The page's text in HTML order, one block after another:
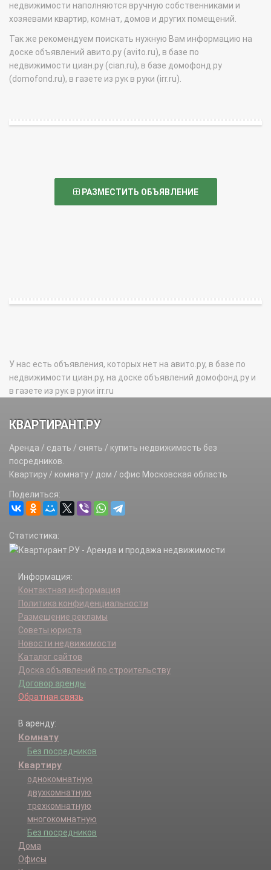
недвижимости наполняются вручную собственниками и
хозяевами квартир, комнат, домов и других помещений.
Так же рекомендуем поискать нужную Вам информацию на
доске объявлений авито.ру (avito.ru), в базе по
недвижимости циан.ру (cian.ru), в базе домофонд.ру
(domofond.ru), в газете из рук в руки (irr.ru).
РАЗМЕСТИТЬ ОБЪЯВЛЕНИЕ
У нас есть объявления, которых нет на авито.ру, в базе по
недвижимости циан.ру, на доске объявлений домофонд.ру и
в газете из рук в руки irr.ru
КВАРТИРАНТ.РУ
Аренда / сдать / снять / купить недвижимость без
посредников.
Квартиру / комнату / дом / офис Московская область
Поделиться:
Статистика:
Информация:
Контактная информация
Политика конфиденциальности
Размещение рекламы
Советы юриста
Новости недвижимости
Каталог сайтов
Доска объявлений по строительству
Договор аренды
Обратная связь
В аренду:
Комнату
Без посредников
Квартиру
однокомнатную
двухкомнатную
трехкомнатную
многокомнатную
Без посредников
Дома
Офисы